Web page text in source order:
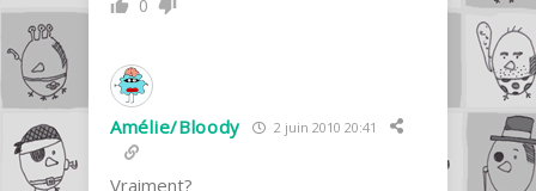
0
Amélie/Bloody 2 juin 2010 20:41
Vraiment?